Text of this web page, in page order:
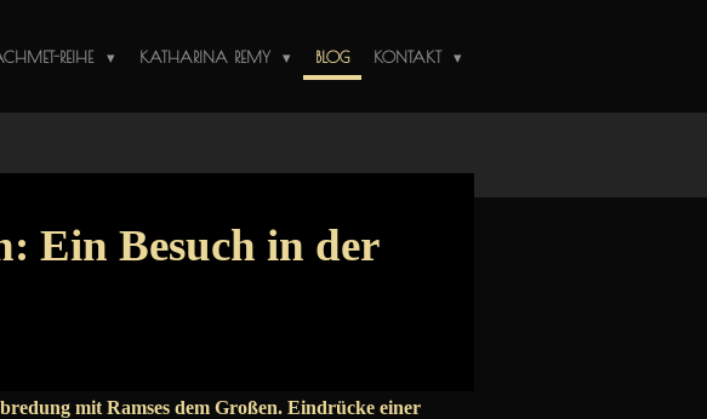
REIHE KATHARINA REMY BLOG KONTAKT
Ein Besuch in der
mit Ramses dem Großen. Eindrücke einer